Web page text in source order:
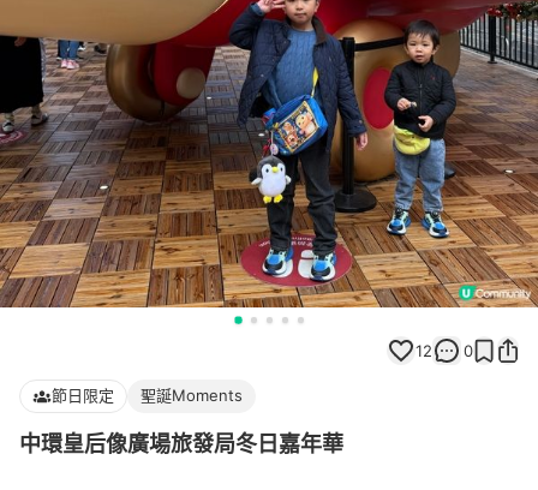
12 0
節日限定 聖誕Moments
中環皇后像廣場旅發局冬日嘉年華